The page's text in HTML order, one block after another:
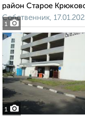
1
район Старое
Собственник,
1